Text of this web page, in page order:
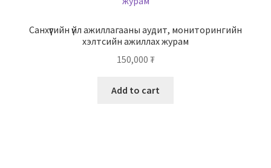
Санхүүгийн үйл ажиллагааны аудит, мониторингийн
хэлтсийн ажиллах журам
150,000 ₮
Add to cart